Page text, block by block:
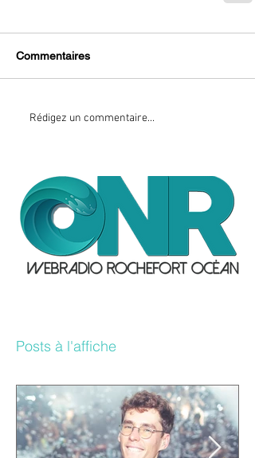
Commentaires
Rédigez un commentaire...
Posts à l'affiche